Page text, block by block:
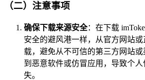
（二）注意事项
确保下载来源安全：在下载
安全的避风港一样，从官方网站
载，避免从不可信的第三方网站
到恶意软件或仿冒应用，导致个
失。